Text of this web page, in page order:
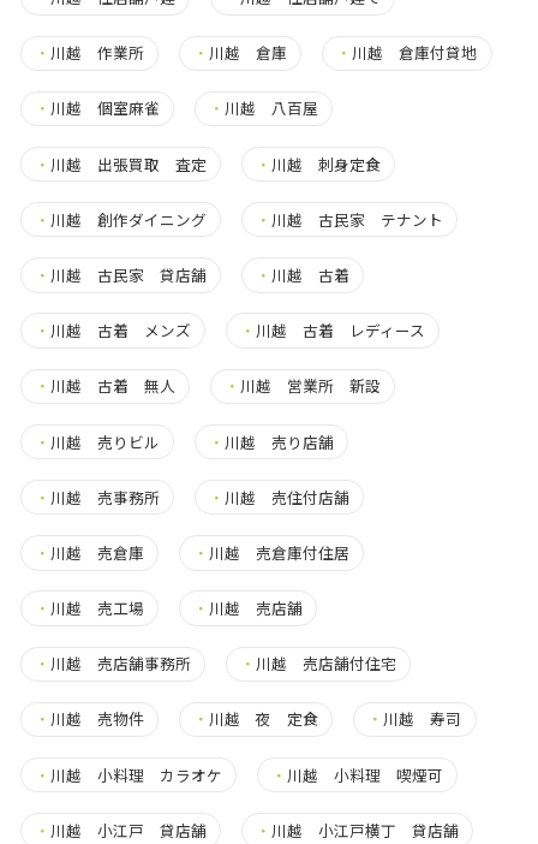
・ 川越 作業所 ・ 川越 倉庫 ・ 川越 倉庫付貸地
・ 川越 個室麻雀 ・ 川越 八百屋
・ 川越 出張買取 査定 ・ 川越 刺身定食
・ 川越 創作ダイニング ・ 川越 古民家 テナント
・ 川越 古民家 貸店舗 ・ 川越 古着
・ 川越 古着 メンズ ・ 川越 古着 レディース
・ 川越 古着 無人 ・ 川越 営業所 新設
・ 川越 売りビル ・ 川越 売り店舗
・ 川越 売事務所 ・ 川越 売住付店舗
・ 川越 売倉庫 ・ 川越 売倉庫付住居
・ 川越 売工場 ・ 川越 売店舗
・ 川越 売店舗事務所 ・ 川越 売店舗付住宅
・ 川越 売物件 ・ 川越 夜 定食 ・ 川越 寿司
・ 川越 小料理 カラオケ ・ 川越 小料理 喫煙可
・ 川越 小江戸 貸店舗 ・ 川越 小江戸横丁 貸店舗